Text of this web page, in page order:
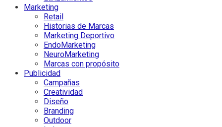
Marketing
Retail
Historias de Marcas
Marketing Deportivo
EndoMarketing
NeuroMarketing
Marcas con propósito
Publicidad
Campañas
Creatividad
Diseño
Branding
Outdoor